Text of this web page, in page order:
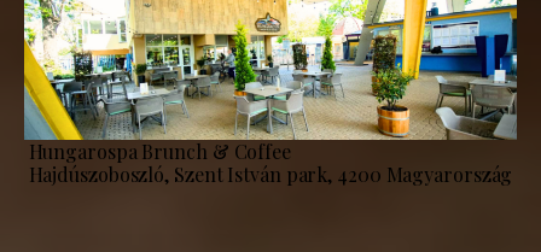
Hungarospa Brunch & Coffee
Hajdúszoboszló, Szent István park, 4200 Magyarország